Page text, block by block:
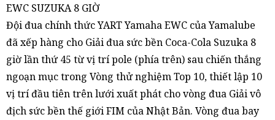
EWC SUZUKA 8 GIỜ
Đội đua chính thức YART Yamaha EWC của Yamalube
đã xếp hàng cho Giải đua sức bền Coca-Cola Suzuka 8
giờ lần thứ 45 từ vị trí pole (phía trên) sau chiến thắng
ngoạn mục trong Vòng thử nghiệm Top 10, thiết lập 10
vị trí đầu tiên trên lưới xuất phát cho vòng đua Giải vô
địch sức bền thế giới FIM của Nhật Bản. Vòng đua bay